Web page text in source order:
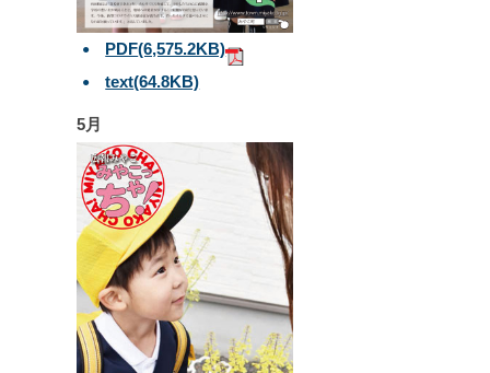
PDF(6,575.2KB)
text(64.8KB)
5月